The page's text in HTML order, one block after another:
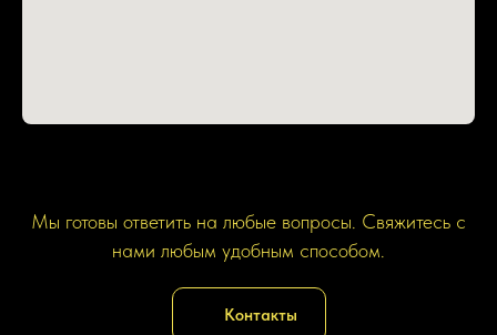
Мы готовы ответить на любые вопросы. Свяжитесь с
нами любым удобным способом.
Контакты